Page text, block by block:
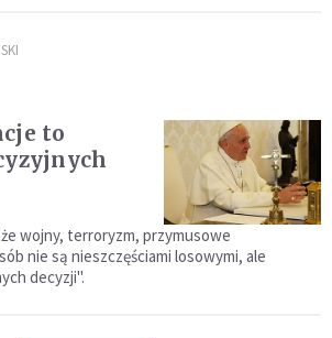
to
wojny, terroryzm, przymusowe
nie są nieszczęściami losowymi, ale
decyzji".